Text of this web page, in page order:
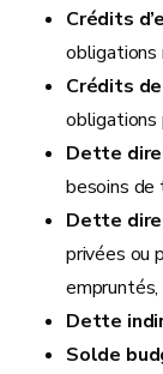
Crédits
obligations
Crédits
obligations
Dette
besoins de
Dette
privées ou
Dette
Solde